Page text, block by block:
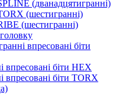
(дванадцятигранні)
(шестигранні)
(шестигранні)
впресовані біти
впресовані біти HEX
впресовані біти TORX